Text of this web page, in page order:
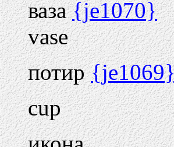
ваза{je1070}
vase
потир
cup